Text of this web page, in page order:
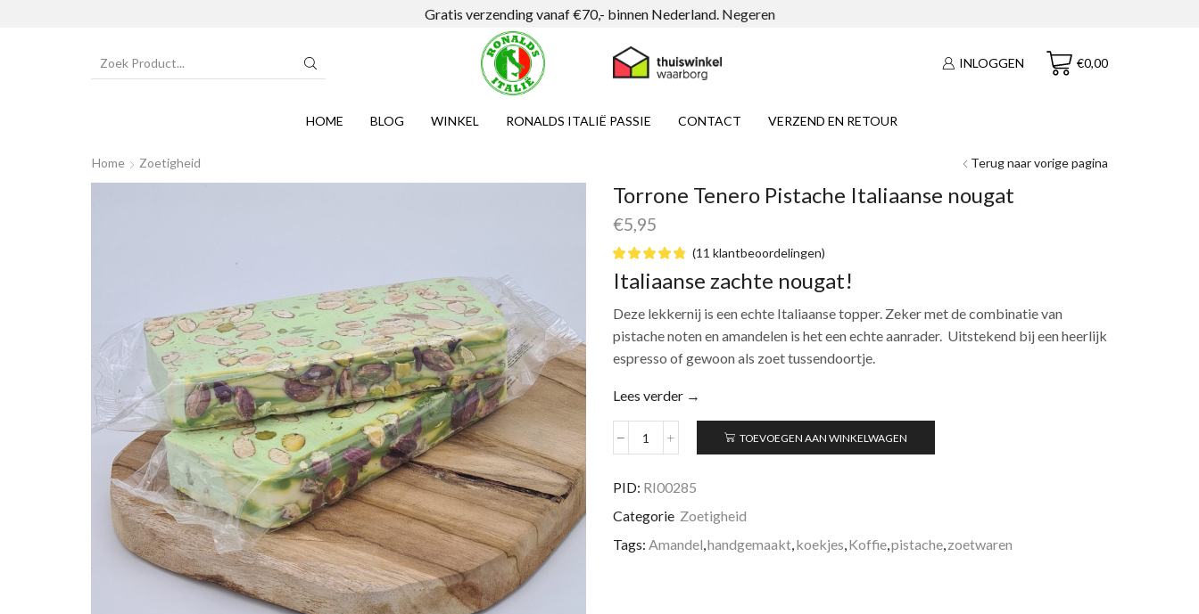
Gratis verzending vanaf €70,- binnen Nederland. Negeren
INLOGGEN €0,00
HOME BLOG WINKEL RONALDS ITALIË PASSIE CONTACT VERZEND EN RETOUR
Home Zoetigheid Terug naar vorige pagina
Torrone Tenero Pistache Italiaanse nougat
€5,95
(11 klantbeoordelingen)
Italiaanse zachte nougat!
Deze lekkernij is een echte Italiaanse topper. Zeker met de combinatie van
pistache noten en amandelen is het een echte aanrader. Uitstekend bij een heerlijk
espresso of gewoon als zoet tussendoortje.
Lees verder →
Torrone
Pistache
nougat
TOEVOEGEN AAN WINKELWAGEN
PID: RI00285
Categorie Zoetigheid
Tags: Amandel,handgemaakt,koekjes,Koffie,pistache,zoetwaren